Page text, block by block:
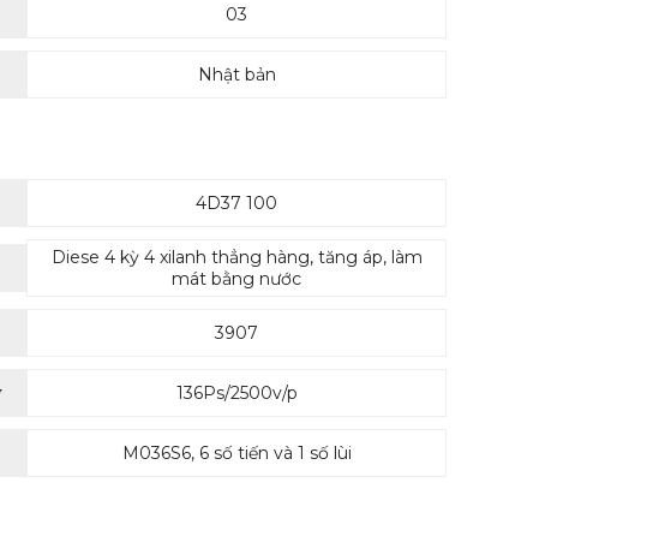
03
Nhật bản
4D37 100
Diese 4 kỳ 4 xilanh thẳng hàng, tăng áp, làm
mát bằng nước
3907
136Ps/2500v/p
M036S6, 6 số tiến và 1 số lùi